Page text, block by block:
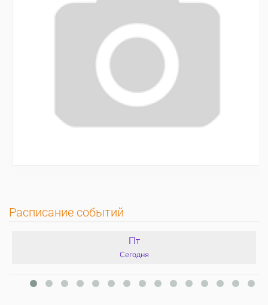
Расписание событий
Пт
Сегодня